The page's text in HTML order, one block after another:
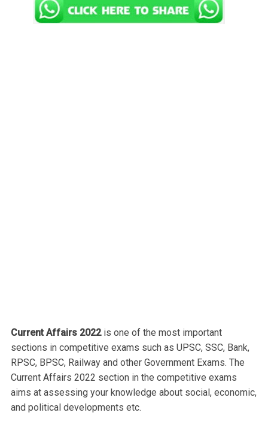
Current Affairs 2022is one of the most important
sections in competitive exams such as UPSC, SSC, Bank,
RPSC, BPSC, Railway and other Government Exams. The
Current Affairs 2022 section in the competitive exams
aims at assessing your knowledge about social, economic,
and political developments etc.